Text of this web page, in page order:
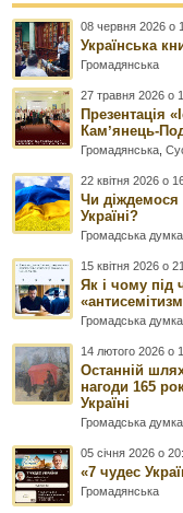
08 червня 2026 о
Українська
Громадянська
27 травня 2026 о
Презентація
Камʼянець-
Громадянська ,
22 квітня 2026 о
Чи діждемося
Україні?
Громадська думка
15 квітня 2026 о
Як і чому під
Громадська думка
14 лютого 2026 о
Останній
нагоди 165
Україні
Громадська думка
05 січня 2026 о
«7 чудес
Громадянська